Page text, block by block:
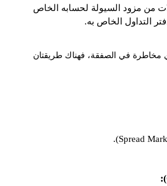
من مزود السيولة لحسابه الخاص
التداول الخاص به.
مخاطرة في الصفقة، فهناك طريقتان